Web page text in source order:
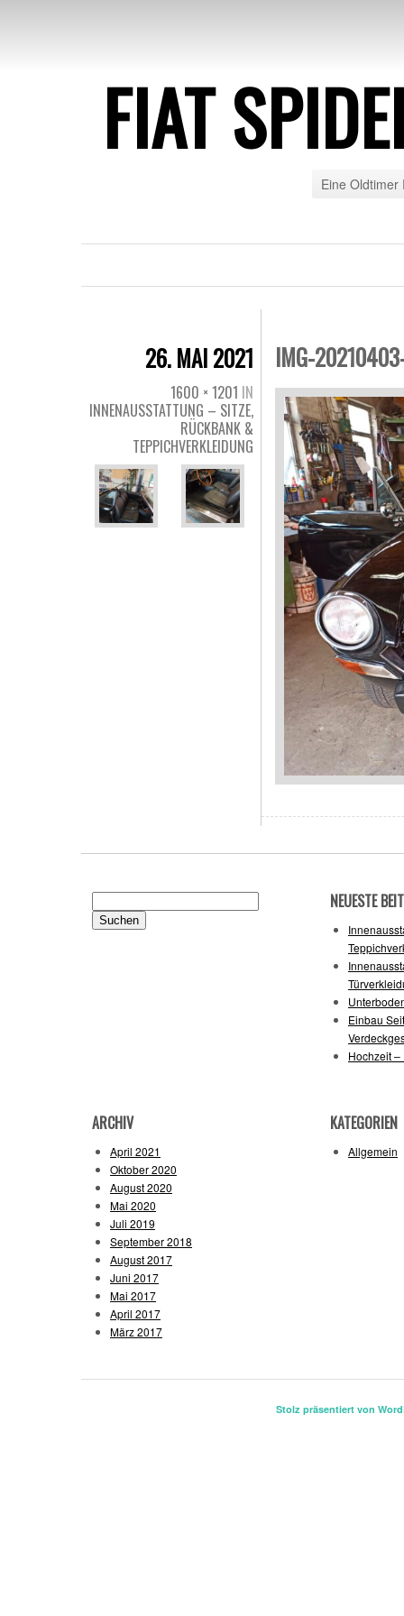
FIAT
Eine
26. MAI 2021
1600 × 1201 IN
INNENAUSSTATTUNG – SITZE,
RÜCKBANK &
TEPPICHVERKLEIDUNG
IMG-
nach:
NEUESTE
Einbau
Hochzeit
ARCHIV
April 2021
Oktober 2020
August 2020
Mai 2020
Juli 2019
September 2018
August 2017
Juni 2017
Mai 2017
April 2017
März 2017
KATEGORIEN
Allgemein
Stolz präsentiert von